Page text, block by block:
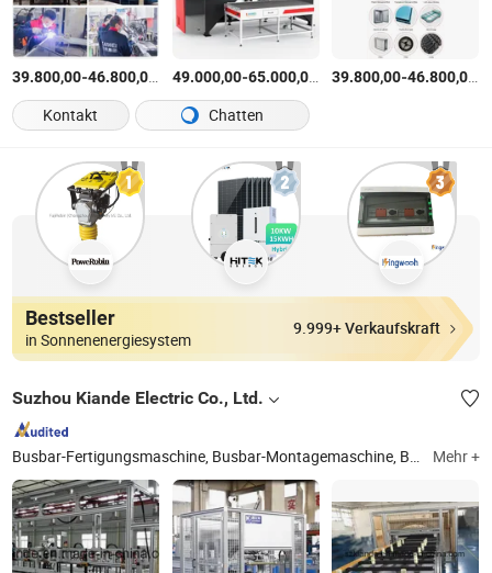
39.800,00-46.800,00 $ /Satz
49.000,00-65.000,00 $ /Satz
39.800,00-46.800,00 $
Kontakt
Chatten
Bestseller
in Sonnenenergiesystem
9.999+ Verkaufskraft
Suzhou Kiande Electric Co., Ltd.
Busbar-Fertigungsmaschine, Busbar-Montagemaschine, Busbar-Prüfmaschine, Busbar-Rivettiermaschine, Busduct-Herstellungsstraße, Busbar-Verpackungsmaschine, Busbar-Stanzmaschine, Busbar-Verbindung, Busbar-Isolator, Busbar-Abzweiggerät Mehr +